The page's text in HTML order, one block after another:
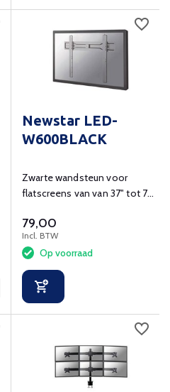
Newstar LED-
W600BLACK
Zwarte wandsteun voor
flatscreens van van 37" tot 75"
79,00
Incl. BTW
Op voorraad